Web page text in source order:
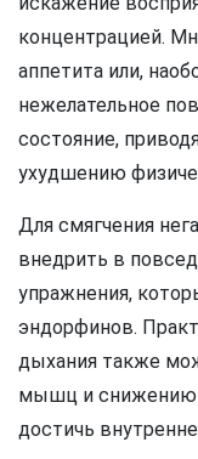
концентрацией.
аппетита или,
нежелательное
состояние,
ухудшению
Для смягчения
внедрить в
упражнения,
эндорфинов.
дыхания также
мышц и снижению
достичь